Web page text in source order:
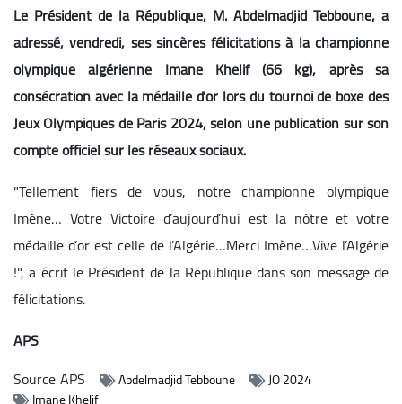
Le Président de la République, M. Abdelmadjid Tebboune, a
adressé, vendredi, ses sincères félicitations à la championne
olympique algérienne Imane Khelif (66 kg), après sa
consécration avec la médaille d'or lors du tournoi de boxe des
Jeux Olympiques de Paris 2024, selon une publication sur son
compte officiel sur les réseaux sociaux.
"Tellement fiers de vous, notre championne olympique
Imène… Votre Victoire d’aujourd’hui est la nôtre et votre
médaille d’or est celle de l’Algérie…Merci Imène…Vive l’Algérie
!", a écrit le Président de la République dans son message de
félicitations.
APS
SourceAPS Abdelmadjid Tebboune
JO 2024
Imane Khelif